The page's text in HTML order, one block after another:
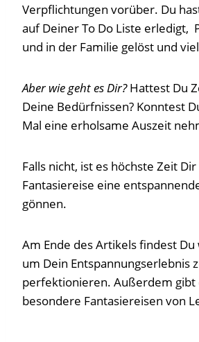
Verpflichtungen vorüber. Du
auf Deiner To Do Liste erledigt,
und in der Familie gelöst und
Aber wie geht es Dir?Hattest Du
Deine Bedürfnissen? Konntest
Mal eine erholsame Auszeit
Falls nicht, ist es höchste Zeit
Fantasiereise eine
gönnen.
Am Ende des Artikels findest
um Dein Entspannungserlebnis
perfektionieren. Außerdem gibt
besondere Fantasiereisen von